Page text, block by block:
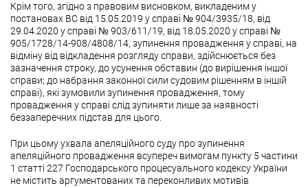
Крім того, згідно з правовим висновком, викладеним у
постановах ВС від 15.05.2019 у справі № 904/3935/18, від
29.04.2020 у справі № 903/611/19, від 18.05.2020 у справі №
905/1728/14-908/4808/14, зупинення провадження у справі, на
відміну від відкладення розгляду справи, здійснюється без
зазначення строку, до усунення обставин (до вирішення іншої
справи; до набрання законної сили судовим рішенням в іншій
справі), які зумовили зупинення провадження, тому
провадження у справі слід зупиняти лише за наявності
беззаперечних підстав для цього.
При цьому ухвала апеляційного суду про зупинення
апеляційного провадження всупереч вимогам пункту 5 частини
1 статті 227 Господарського процесуального кодексу України
не містить аргументованих та переконливих мотивів